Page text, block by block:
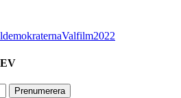
Valfilm2022